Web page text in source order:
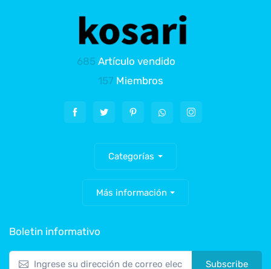
685 Artículo vendido
157 Miembros
Categorías
Más información
Boletin informativo
Subscribe